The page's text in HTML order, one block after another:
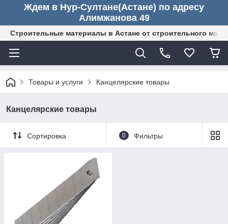
Ждем в Нур-Султане(Астане) по адресу
Алимжанова 49
Строительные материалы в Астане от строительного
Товары и услуги Канцелярские товары
Канцелярские товары
Сортировка 0 Фильтры